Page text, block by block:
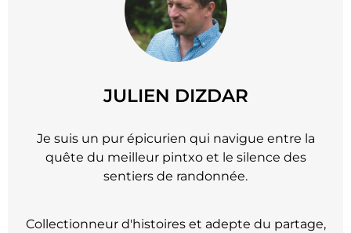
JULIEN DIZDAR
Je suis un pur épicurien qui navigue entre la
quête du meilleur pintxo et le silence des
sentiers de randonnée.
Collectionneur d'histoires et adepte du partage,